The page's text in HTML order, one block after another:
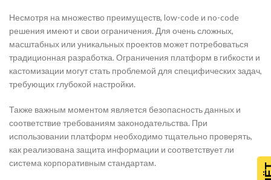
Несмотря на множество преимуществ, low-code и no-code
решения имеют и свои ограничения. Для очень сложных,
масштабных или уникальных проектов может потребоваться
традиционная разработка. Ограничения платформ в гибкости и
кастомизации могут стать проблемой для специфических задач,
требующих глубокой настройки.
Также важным моментом является безопасность данных и
соответствие требованиям законодательства. При
использовании платформ необходимо тщательно проверять,
как реализована защита информации и соответствует ли
система корпоративным стандартам.